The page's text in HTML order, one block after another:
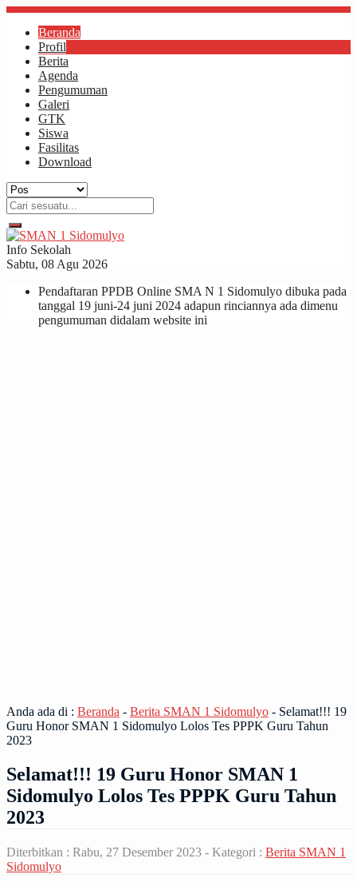
Beranda
Profil
Berita
Agenda
Pengumuman
Galeri
GTK
Siswa
Fasilitas
Download
Info Sekolah
Sabtu, 08 Agu 2026
Pendaftaran PPDB Online SMA N 1 Sidomulyo dibuka pada
tanggal 19 juni-24 juni 2024 adapun rinciannya ada dimenu
pengumuman didalam website ini
Anda ada di : Beranda - Berita SMAN 1 Sidomulyo - Selamat!!! 19
Guru Honor SMAN 1 Sidomulyo Lolos Tes PPPK Guru Tahun
2023
Selamat!!! 19 Guru Honor SMAN 1
Sidomulyo Lolos Tes PPPK Guru Tahun
2023
Diterbitkan : Rabu, 27 Desember 2023 - Kategori : Berita SMAN 1
Sidomulyo